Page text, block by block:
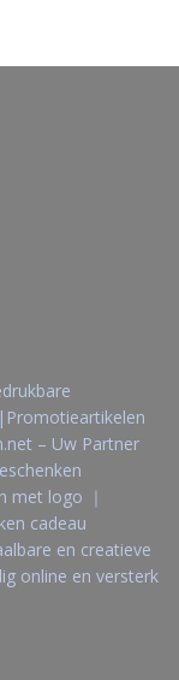
– Uw Partner
met logo ｜
cadeau
en creatieve
online en versterk